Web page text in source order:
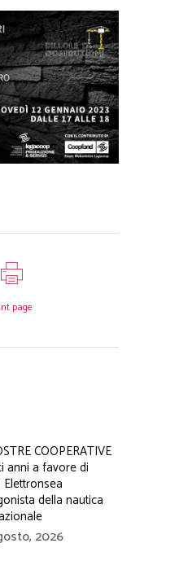
page
COOPERATIVE
anni a favore di
della nautica
2026